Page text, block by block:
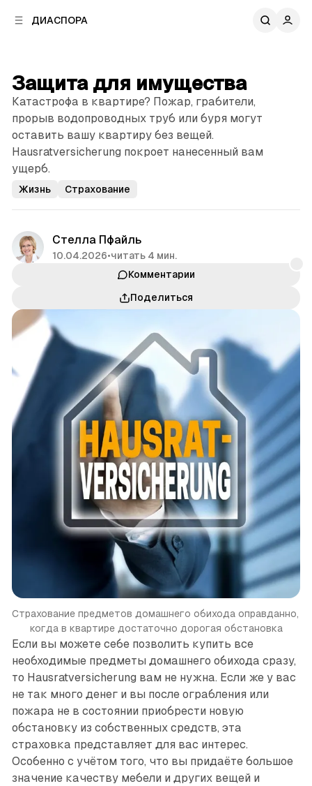
ДИАСПОРА
Защита для имущества
Катастрофа в квартире? Пожар, грабители,
прорыв водопроводных труб или буря могут
оставить вашу квартиру без вещей.
Hausratversicherung покроет нанесенный вам
ущерб.
Жизнь Страхование
Стелла Пфайль
10.04.2026•читать 4 мин.
Комментарии
Поделиться
Страхование предметов домашнего обихода оправданно,
когда в квартире достаточно дорогая обстановка
Если вы можете себе позволить купить все
необходимые предметы домашнего обихода сразу,
то Hausratversicherung вам не нужна. Если же у вас
не так много денег и вы после ограбления или
пожара не в со­стоянии приобрести новую
обстановку из собственных средств, эта
страховка представляет для вас интерес.
Особенно с учётом того, что вы придаёте большое
значение качеству мебели и других вещей и